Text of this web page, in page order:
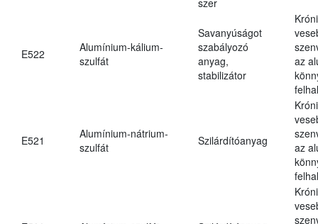
E522
Alumínium-kálium-
szulfát
Savanyúságot
szabályozó
anyag,
stabilizátor
az
E521
Alumínium-nátrium-
szulfát
Szilárdítóanyag
az